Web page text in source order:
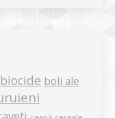
biocide boli ale